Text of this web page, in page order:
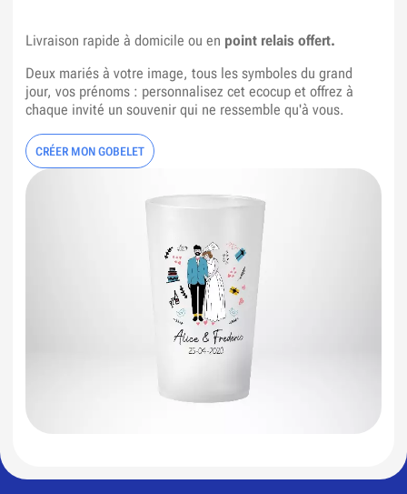
Livraison rapide à domicile ou en point relais offert.
Deux mariés à votre image, tous les symboles du grand
jour, vos prénoms : personnalisez cet ecocup et offrez à
chaque invité un souvenir qui ne ressemble qu'à vous.
CRÉER MON GOBELET